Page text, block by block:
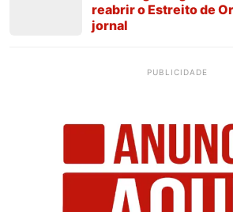
reabrir o Estreito de
jornal
PUBLICIDADE